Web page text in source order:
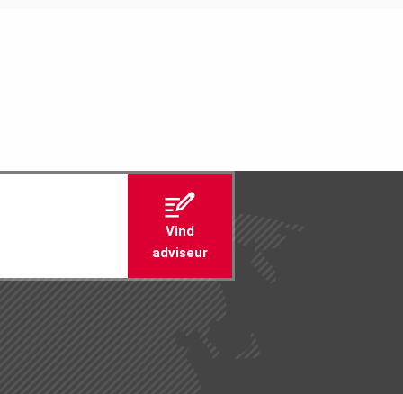
Vind
adviseur